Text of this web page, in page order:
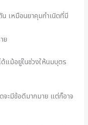
เหมือนยาคุมกำเนิดที่มี
ย
แม้อยู่ในช่วงให้นมบุตร
จะมีข้อดีมากมาย แต่ก็อาจ